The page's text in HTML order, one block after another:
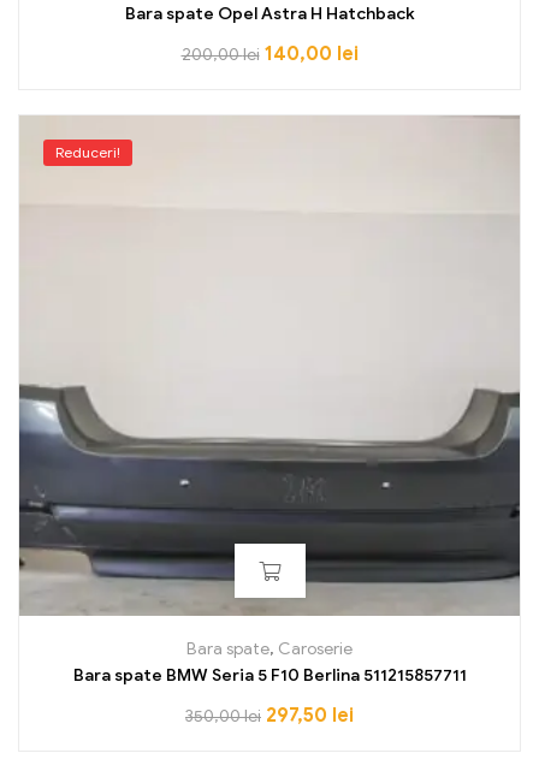
Bara spate Opel Astra H Hatchback
200,00lei 140,00 lei
Reduceri!
Bara spate, Caroserie
Bara spate BMW Seria 5 F10 Berlina 511215857711
350,00lei 297,50 lei